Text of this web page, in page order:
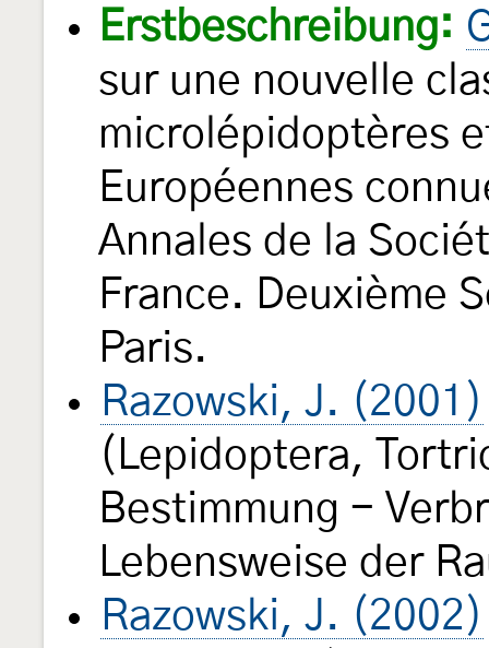
Erstbeschreibung:
sur une nouvelle
microlépidoptères
Européennes
Annales de la
France. Deuxième
Paris.
Razowski, J. (2001)
(Lepidoptera,
Bestimmung -
Lebensweise der
Razowski, J. (2002)